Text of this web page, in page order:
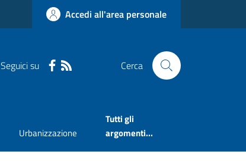
Accedi all'area personale
Seguici su Cerca
Urbanizzazione
Tutti gli
argomenti...